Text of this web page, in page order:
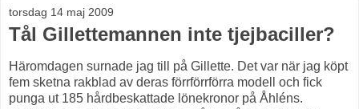
torsdag 14 maj 2009
Tål Gillettemannen inte tjejbaciller?
Häromdagen surnade jag till på Gillette. Det var när jag köpt
fem sketna rakblad av deras förrförrförra modell och fick
punga ut 185 hårdbeskattade lönekronor på Åhléns.